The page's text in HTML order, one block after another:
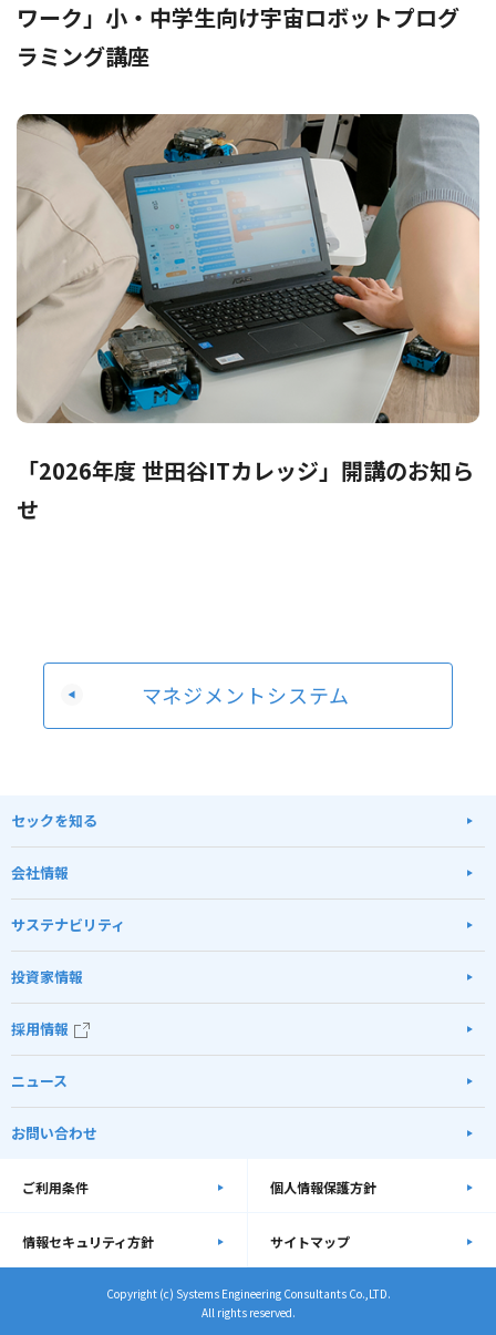
ワーク」小・中学生向け宇宙ロボットプログ
ラミング講座
「2026年度 世田谷ITカレッジ」開講のお知ら
せ
マネジメントシステム
セックを知る
会社情報
サステナビリティ
投資家情報
採用情報
ニュース
お問い合わせ
ご利用条件 個人情報保護方針
情報セキュリティ方針 サイトマップ
Copyright (c) Systems Engineering Consultants Co.,LTD.
All rights reserved.